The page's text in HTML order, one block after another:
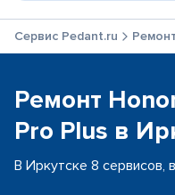
Сервис Pedant.ru
Ремонт
Pro Plus в
В Иркутске 8 сервисов,